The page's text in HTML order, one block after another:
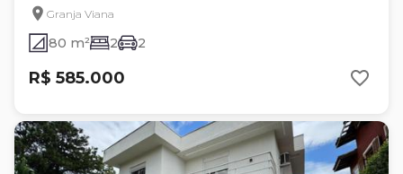
Granja Viana
80 m² 2 2
R$ 585.000